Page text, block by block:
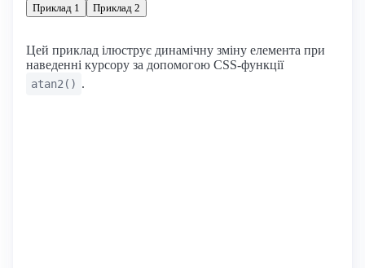
Приклад 1 Приклад 2
Цей приклад ілюструє динамічну зміну елемента при
наведенні курсору за допомогою CSS-функції
atan2() .